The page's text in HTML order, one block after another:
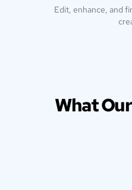
Edit, enhance, and
What